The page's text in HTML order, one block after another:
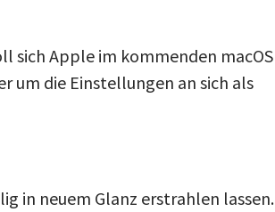
sich Apple im kommenden macOS
um die Einstellungen an sich als
in neuem Glanz erstrahlen lassen.